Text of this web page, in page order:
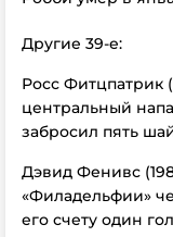
Другие 39-е:
Росс Фитцпатрик
центральный
забросил пять
Дэвид Фенивс
«Филадельфии»
его счету один